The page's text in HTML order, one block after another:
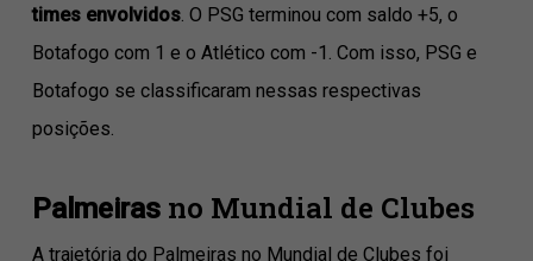
times envolvidos. O PSG terminou com saldo +5, o
Botafogo com 1 e o Atlético com -1. Com isso, PSG e
Botafogo se classificaram nessas respectivas
posições.
Palmeirasno Mundial de Clubes
A trajetória do Palmeiras no Mundial de Clubes foi